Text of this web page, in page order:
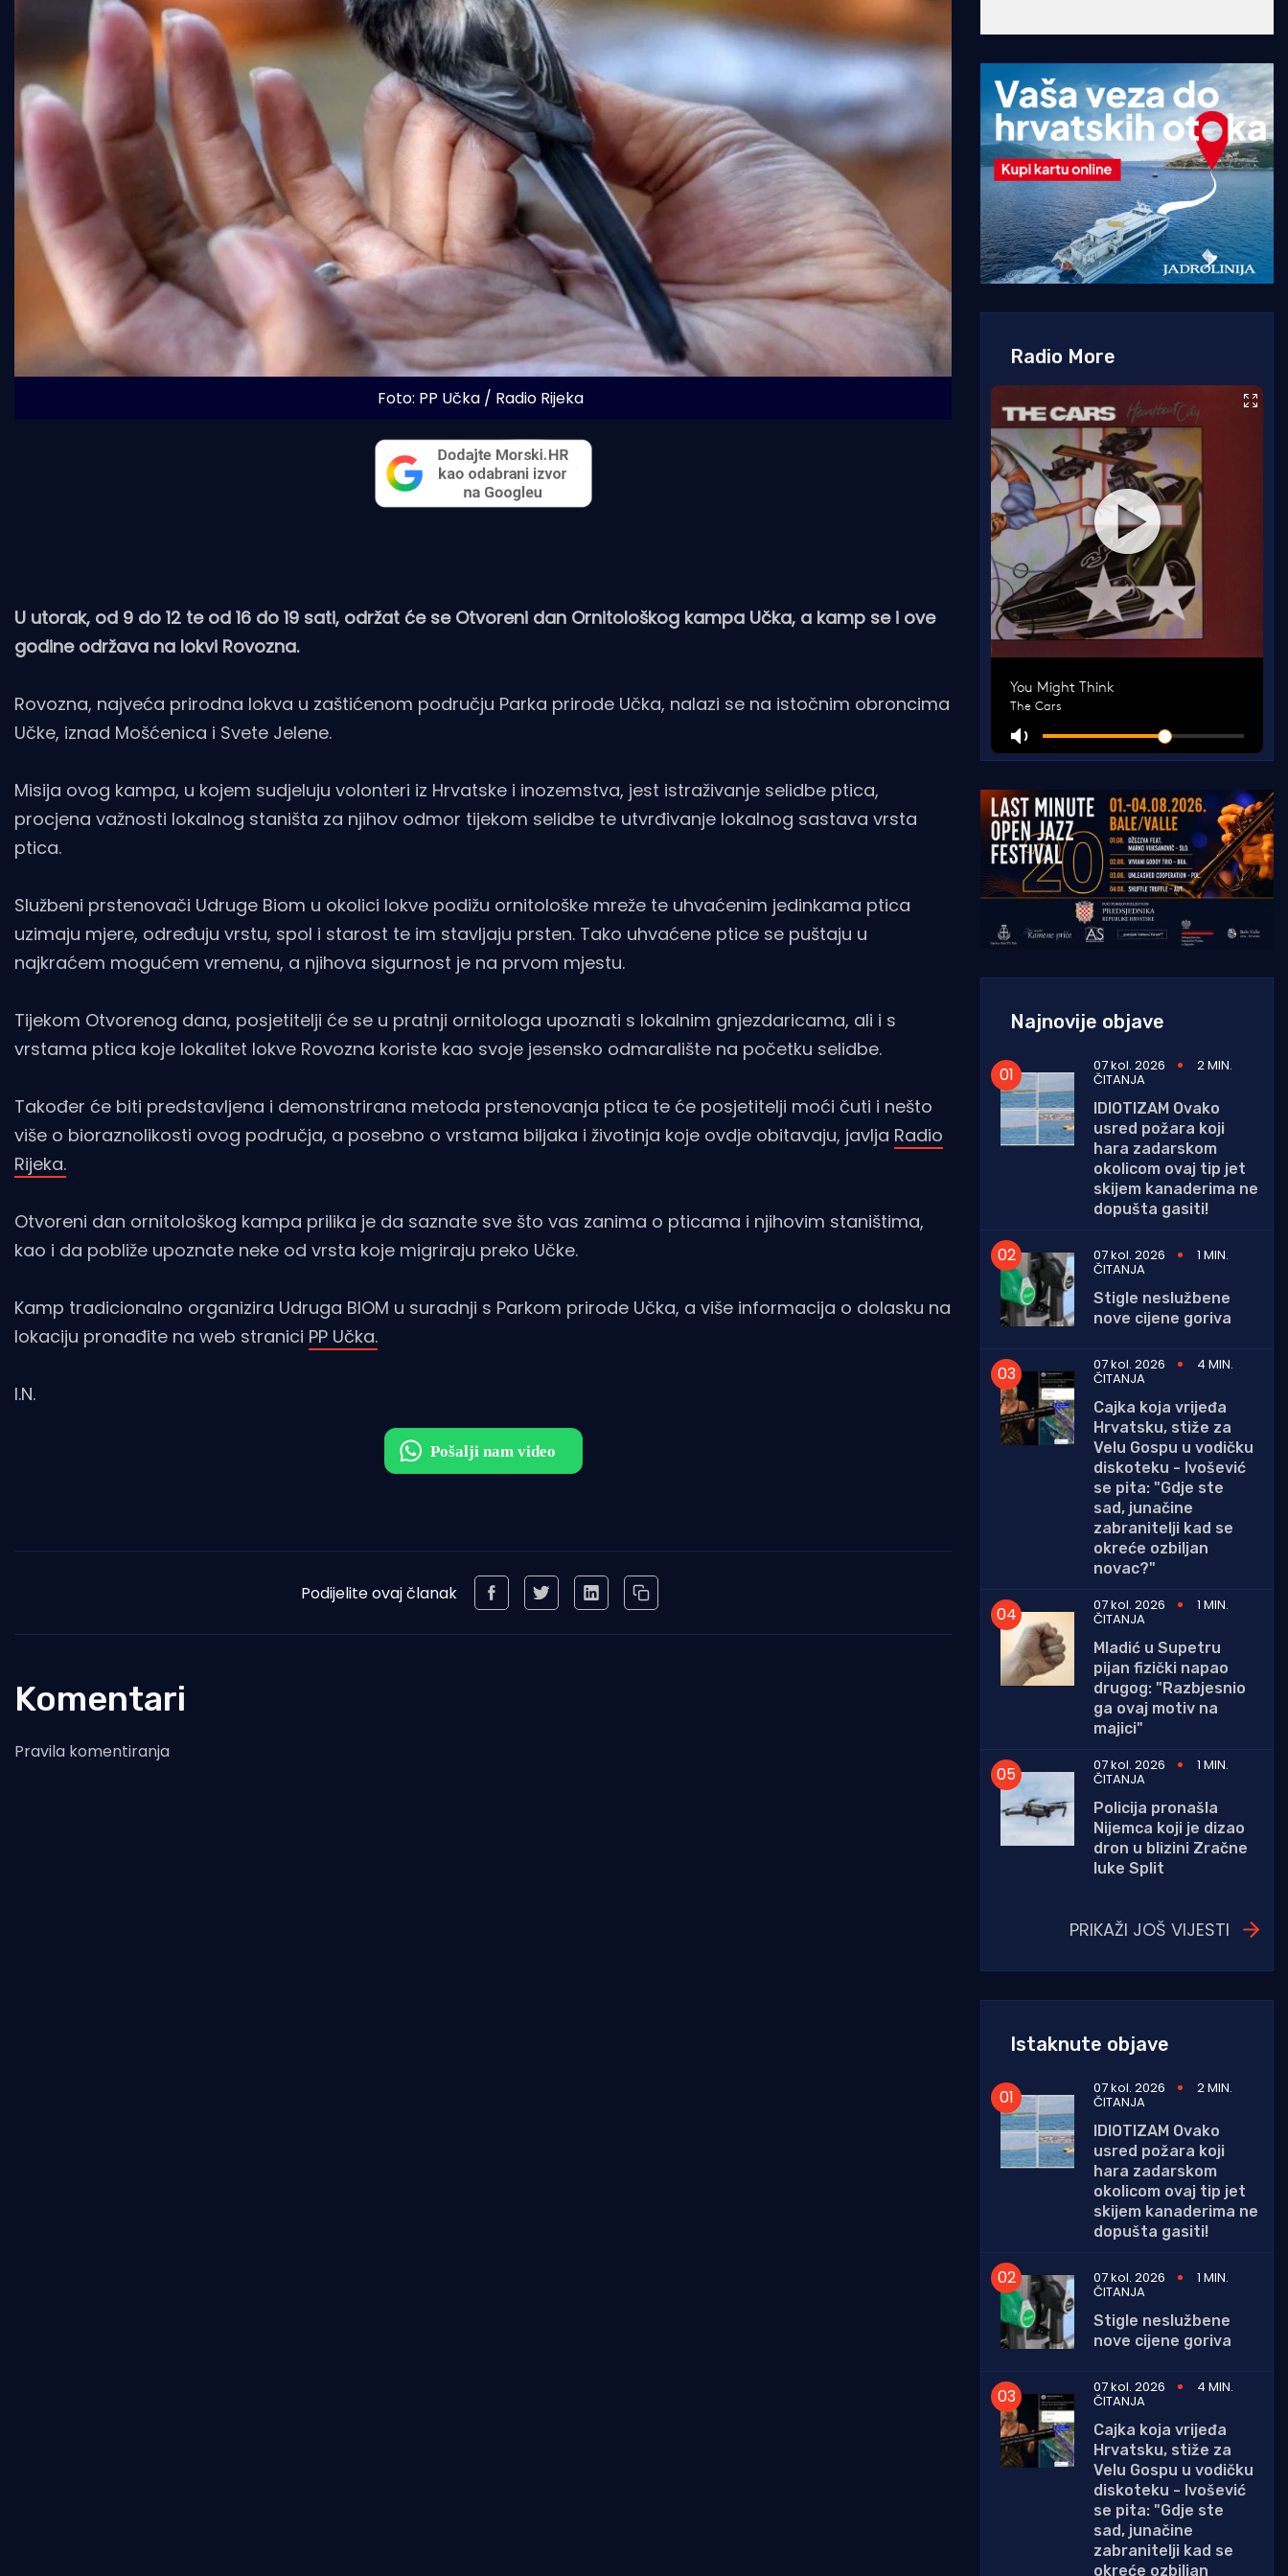
Foto: PP Učka / Radio Rijeka
U utorak, od 9 do 12 te od 16 do 19 sati, održat će se Otvoreni dan Ornitološkog kampa Učka, a kamp se i ove
godine održava na lokvi Rovozna.
Rovozna, najveća prirodna lokva u zaštićenom području Parka prirode Učka, nalazi se na istočnim obroncima
Učke, iznad Mošćenica i Svete Jelene.
Misija ovog kampa, u kojem sudjeluju volonteri iz Hrvatske i inozemstva, jest istraživanje selidbe ptica,
procjena važnosti lokalnog staništa za njihov odmor tijekom selidbe te utvrđivanje lokalnog sastava vrsta
ptica.
Službeni prstenovači Udruge Biom u okolici lokve podižu ornitološke mreže te uhvaćenim jedinkama ptica
uzimaju mjere, određuju vrstu, spol i starost te im stavljaju prsten. Tako uhvaćene ptice se puštaju u
najkraćem mogućem vremenu, a njihova sigurnost je na prvom mjestu.
Tijekom Otvorenog dana, posjetitelji će se u pratnji ornitologa upoznati s lokalnim gnjezdaricama, ali i s
vrstama ptica koje lokalitet lokve Rovozna koriste kao svoje jesensko odmaralište na početku selidbe.
Također će biti predstavljena i demonstrirana metoda prstenovanja ptica te će posjetitelji moći čuti i nešto
više o bioraznolikosti ovog područja, a posebno o vrstama biljaka i životinja koje ovdje obitavaju, javlja Radio
Rijeka.
Otvoreni dan ornitološkog kampa prilika je da saznate sve što vas zanima o pticama i njihovim staništima,
kao i da pobliže upoznate neke od vrsta koje migriraju preko Učke.
Kamp tradicionalno organizira Udruga BIOM u suradnji s Parkom prirode Učka, a više informacija o dolasku na
lokaciju pronađite na web stranici PP Učka.
I.N.
Podijelite ovaj članak
Komentari
Pravila komentiranja
Radio More
Najnovije objave
07 kol. 2026 2 MIN.
ČITANJA
IDIOTIZAM Ovako
usred požara koji
hara zadarskom
okolicom ovaj tip jet
skijem kanaderima ne
dopušta gasiti!
07 kol. 2026 1 MIN.
ČITANJA
Stigle neslužbene
nove cijene goriva
07 kol. 2026 4 MIN.
ČITANJA
Cajka koja vrijeđa
Hrvatsku, stiže za
Velu Gospu u vodičku
diskoteku - Ivošević
se pita: "Gdje ste
sad, junačine
zabranitelji kad se
okreće ozbiljan
novac?"
07 kol. 2026
1 MIN.
ČITANJA
Mladić u Supetru
pijan fizički napao
drugog: "Razbjesnio
ga ovaj motiv na
majici"
07 kol. 2026
1 MIN.
ČITANJA
Policija pronašla
Nijemca koji je dizao
dron u blizini Zračne
luke Split
PRIKAŽI JOŠ VIJESTI
Istaknute objave
07 kol. 2026 2 MIN.
ČITANJA
IDIOTIZAM Ovako
usred požara koji
hara zadarskom
okolicom ovaj tip jet
skijem kanaderima ne
dopušta gasiti!
07 kol. 2026 1 MIN.
ČITANJA
Stigle neslužbene
nove cijene goriva
07 kol. 2026 4 MIN.
ČITANJA
Cajka koja vrijeđa
Hrvatsku, stiže za
Velu Gospu u vodičku
diskoteku - Ivošević
se pita: "Gdje ste
sad, junačine
zabranitelji kad se
okreće ozbiljan